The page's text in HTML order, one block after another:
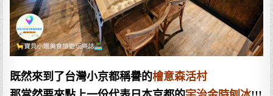
既然來到了台灣小京都稱譽的檜意森活村